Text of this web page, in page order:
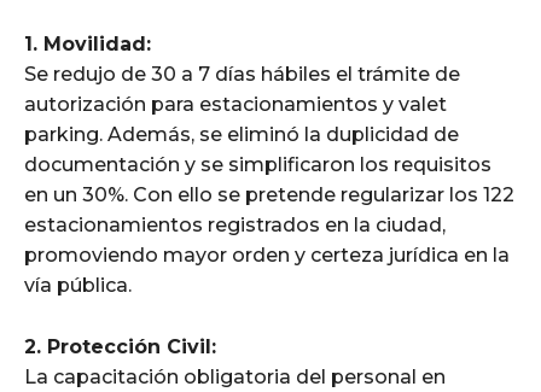
1. Movilidad:
Se redujo de 30 a 7 días hábiles el trámite de
autorización para estacionamientos y valet
parking. Además, se eliminó la duplicidad de
documentación y se simplificaron los requisitos
en un 30%. Con ello se pretende regularizar los 122
estacionamientos registrados en la ciudad,
promoviendo mayor orden y certeza jurídica en la
vía pública.
2. Protección Civil:
La capacitación obligatoria del personal en